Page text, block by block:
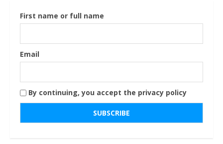
First name or full name
Email
By continuing, you accept the privacy policy